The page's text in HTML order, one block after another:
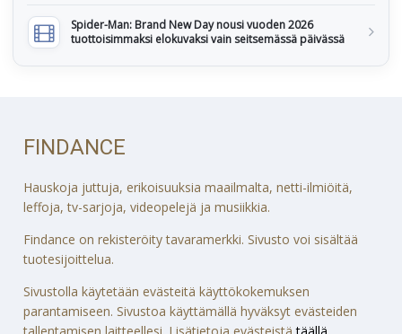
Spider-Man: Brand New Day nousi vuoden 2026
tuottoisimmaksi elokuvaksi vain seitsemässä päivässä
FINDANCE
Hauskoja juttuja, erikoisuuksia maailmalta, netti-ilmiöitä,
leffoja, tv-sarjoja, videopelejä ja musiikkia.
Findance on rekisteröity tavaramerkki. Sivusto voi sisältää
tuotesijoittelua.
Sivustolla käytetään evästeitä käyttökokemuksen
parantamiseen. Sivustoa käyttämällä hyväksyt evästeiden